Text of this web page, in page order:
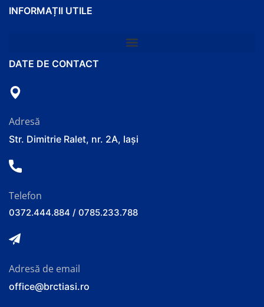
INFORMAȚII UTILE
DATE DE CONTACT
Adresă
Str. Dimitrie Ralet, nr. 2A, Iași
Telefon
0372.444.884 / 0785.233.788
Adresă de email
office@brctiasi.ro